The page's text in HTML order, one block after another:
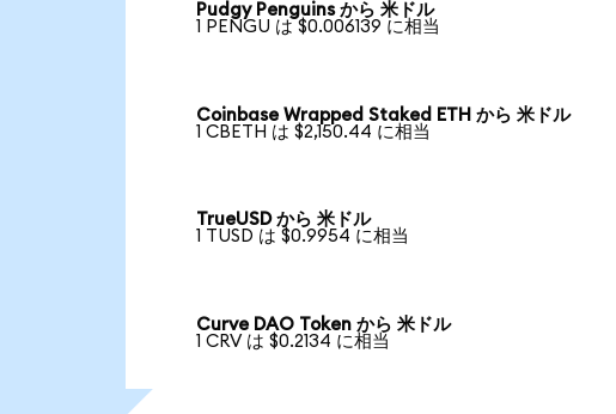
Pudgy Penguins から 米ドル
1 PENGU は $0.006139 に相当
Coinbase Wrapped Staked ETH から 米ドル
1 CBETH は $2,150.44 に相当
TrueUSD から 米ドル
1 TUSD は $0.9954 に相当
Curve DAO Token から 米ドル
1 CRV は $0.2134 に相当